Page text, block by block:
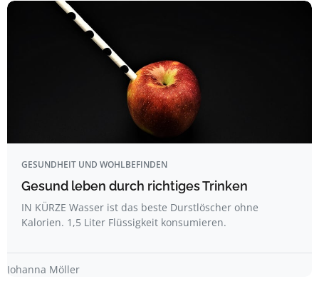
GESUNDHEIT UND WOHLBEFINDEN
Gesund leben durch richtiges Trinken
IN KÜRZE Wasser ist das beste Durstlöscher ohne
Kalorien. 1,5 Liter Flüssigkeit konsumieren.
Johanna Möller